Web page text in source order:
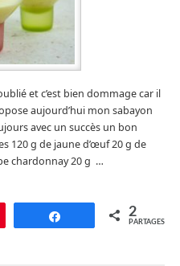
et c’est bien dommage car il
aujourd’hui mon sabayon
avec un succès un bon
120 g de jaune d’œuf 20 g de
chardonnay 20 g …
Partagez 2
PARTAGES